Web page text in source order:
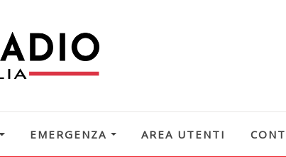
EMERGENZA AREA UTENTI